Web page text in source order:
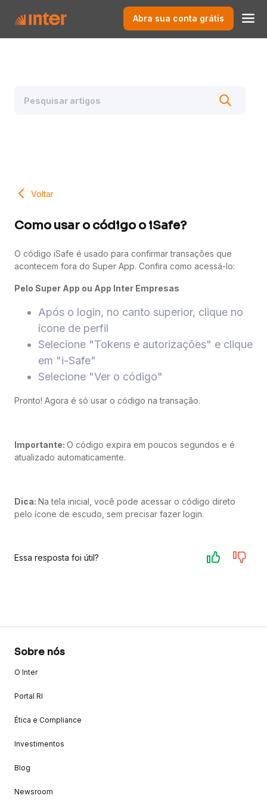
Abra sua conta grátis
Voltar
Como usar o código o iSafe?
O código iSafe é usado para confirmar transações que
acontecem fora do Super App. Confira como acessá-lo:
Pelo Super App ou App Inter Empresas
Após o login, no canto superior, clique no
ícone de perfil
Selecione "Tokens e autorizações" e clique
em "i-Safe"
Selecione "Ver o código"
Pronto! Agora é só usar o código na transação.
Importante: O código expira em poucos segundos e é
atualizado automaticamente.
Dica: Na tela inicial, você pode acessar o código direto
pelo ícone de escudo, sem precisar fazer login.
Essa resposta foi útil?
Sobre nós
O Inter
Portal RI
Ética e Compliance
Investimentos
Blog
Newsroom